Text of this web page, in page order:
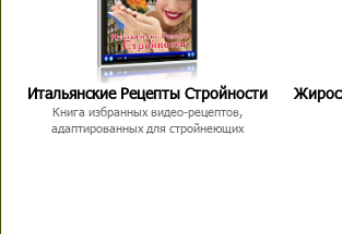
Итальянские Рецепты Стройности
Книга избранных видео-рецептов,
адаптированных для стройнеющих